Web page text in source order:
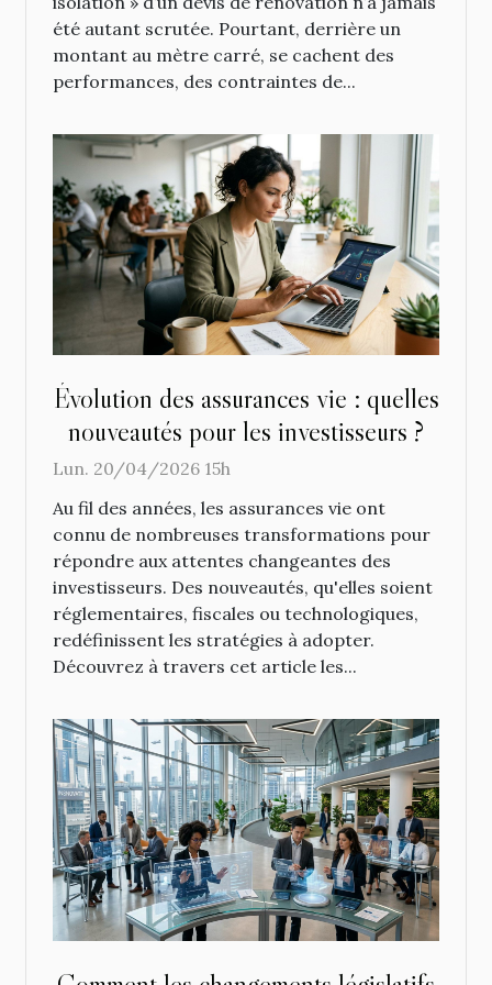
été autant scrutée. Pourtant, derrière un
montant au mètre carré, se cachent des
performances, des contraintes de...
Évolution des assurances vie : quelles
nouveautés pour les investisseurs ?
Lun. 20/04/2026 15h
Au fil des années, les assurances vie ont
connu de nombreuses transformations pour
répondre aux attentes changeantes des
investisseurs. Des nouveautés, qu'elles soient
réglementaires, fiscales ou technologiques,
redéfinissent les stratégies à adopter.
Découvrez à travers cet article les...